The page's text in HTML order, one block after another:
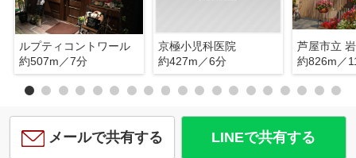
ルプティコントワール
約507m／7分
京極小児科医院
約427m／6分
芦屋市立
約826m／
メールで共有する LINEで共有する